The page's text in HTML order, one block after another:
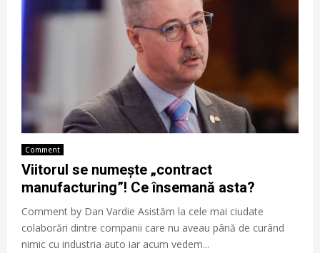
Comment
Viitorul se numește „contract
manufacturing”! Ce însemană asta?
Comment by Dan Vardie Asistăm la cele mai ciudate
colaborări dintre companii care nu aveau până de curând
nimic cu industria auto iar acum vedem...